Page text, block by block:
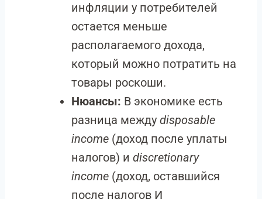
инфляции у потребителей
остается меньше
располагаемого дохода,
который можно потратить на
товары роскоши.
Нюансы: В экономике есть
разница между disposable
income (доход после уплаты
налогов) и discretionary
income (доход, оставшийся
после налогов И